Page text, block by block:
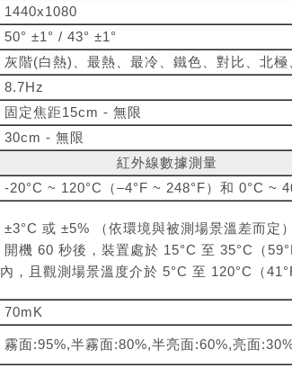
1440x1080
50° ±1° / 43° ±1°
灰階(白熱)、最熱、最冷、鐵色、對比、北
8.7Hz
固定焦距15cm - 無限
30cm - 無限
紅外線數據測量
-20°C ~ 120°C（–4°F ~ 248°F）和 0°C ~
±3°C 或 ±5% （依環境與被測場景溫差而定）
開機 60 秒後，裝置處於 15°C 至 35°C（
內，且觀測場景溫度介於 5°C 至 120°C（
70mK
霧面:95%,半霧面:80%,半亮面:60%,亮面